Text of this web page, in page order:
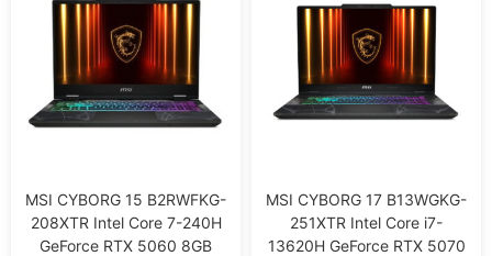
MSI CYBORG 15 B2RWFKG-
208XTR Intel Core 7-240H
GeForce RTX 5060 8GB
MSI CYBORG 17 B13WGKG-
251XTR Intel Core i7-
13620H GeForce RTX 5070